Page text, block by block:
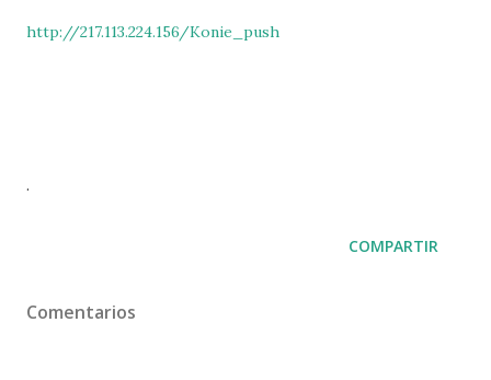
http://217.113.224.156/Konie_push
.
COMPARTIR
Comentarios